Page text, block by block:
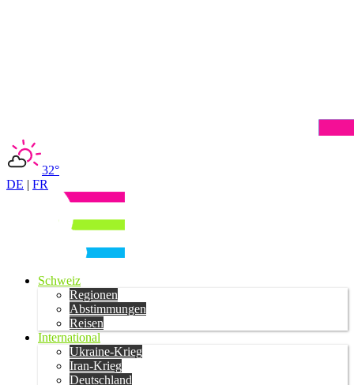
32°
DE | FR
Schweiz
Regionen
Abstimmungen
Reisen
International
Ukraine-Krieg
Iran-Krieg
Deutschland